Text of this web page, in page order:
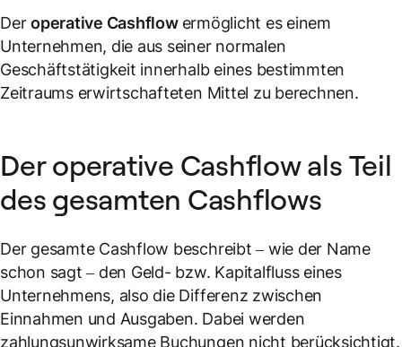
Deroperative Cashflow ermöglicht es einem
Unternehmen, die aus seiner normalen
Geschäftstätigkeit innerhalb eines bestimmten
Zeitraums erwirtschafteten Mittel zu berechnen.
Der operative Cashflow als Teil
des gesamten Cashflows
Der gesamte Cashflow beschreibt – wie der Name
schon sagt – den Geld- bzw. Kapitalfluss eines
Unternehmens, also die Differenz zwischen
Einnahmen und Ausgaben. Dabei werden
zahlungsunwirksame Buchungen nicht berücksichtigt.